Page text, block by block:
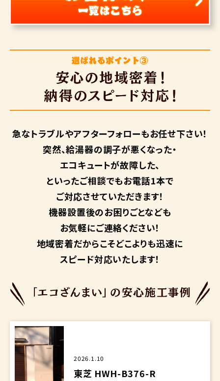
急なトラブルやアフターフォローもお任せ下さい！
突然、給湯器の調子が悪くなった・
エコキュートが故障した、
といったご相談でもお電話1本で
ご対応させていただきます！
機器設置後のお困りごとなども
お気軽にご連絡ください！
地域密着だからこそどこよりも迅速に
スピード対応いたします！
2026.1.10
東芝 HWH-B376-R